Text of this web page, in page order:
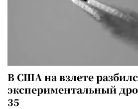
В США на взлете
экспериментальный
35